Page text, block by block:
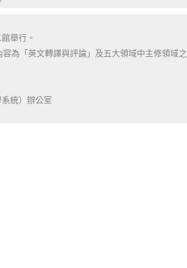
舉行。
為「英文轉譯與評論」及五大領域中主修領域
統）辦公室